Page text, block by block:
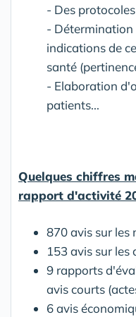
- Des
- Détermination
indications de
santé
- Elaboration
patients...
Quelques chiffres
rapport d'activité
870 avis sur les
153 avis sur
9 rapports
avis courts
6 avis